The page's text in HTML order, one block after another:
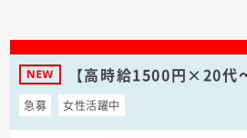
【高時給1500円×20
急募 女性活躍中